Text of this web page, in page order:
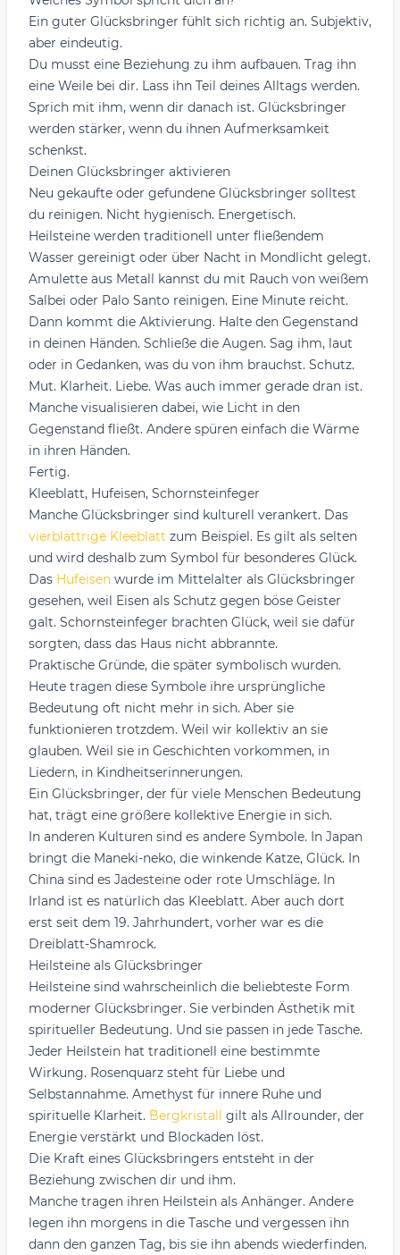
Ein guter Glücksbringer fühlt sich richtig an. Subjektiv,
aber eindeutig.
Du musst eine Beziehung zu ihm aufbauen. Trag ihn
eine Weile bei dir. Lass ihn Teil deines Alltags werden.
Sprich mit ihm, wenn dir danach ist. Glücksbringer
werden stärker, wenn du ihnen Aufmerksamkeit
schenkst.
Deinen Glücksbringer aktivieren
Neu gekaufte oder gefundene Glücksbringer solltest
du reinigen. Nicht hygienisch. Energetisch.
Heilsteine werden traditionell unter fließendem
Wasser gereinigt oder über Nacht in Mondlicht gelegt.
Amulette aus Metall kannst du mit Rauch von weißem
Salbei oder Palo Santo reinigen. Eine Minute reicht.
Dann kommt die Aktivierung. Halte den Gegenstand
in deinen Händen. Schließe die Augen. Sag ihm, laut
oder in Gedanken, was du von ihm brauchst. Schutz.
Mut. Klarheit. Liebe. Was auch immer gerade dran ist.
Manche visualisieren dabei, wie Licht in den
Gegenstand fließt. Andere spüren einfach die Wärme
in ihren Händen.
Fertig.
Kleeblatt, Hufeisen, Schornsteinfeger
Manche Glücksbringer sind kulturell verankert. Das
vierblättrige Kleeblatt zum Beispiel. Es gilt als selten
und wird deshalb zum Symbol für besonderes Glück.
Das Hufeisen wurde im Mittelalter als Glücksbringer
gesehen, weil Eisen als Schutz gegen böse Geister
galt. Schornsteinfeger brachten Glück, weil sie dafür
sorgten, dass das Haus nicht abbrannte.
Praktische Gründe, die später symbolisch wurden.
Heute tragen diese Symbole ihre ursprüngliche
Bedeutung oft nicht mehr in sich. Aber sie
funktionieren trotzdem. Weil wir kollektiv an sie
glauben. Weil sie in Geschichten vorkommen, in
Liedern, in Kindheitserinnerungen.
Ein Glücksbringer, der für viele Menschen Bedeutung
hat, trägt eine größere kollektive Energie in sich.
In anderen Kulturen sind es andere Symbole. In Japan
bringt die Maneki-neko, die winkende Katze, Glück. In
China sind es Jadesteine oder rote Umschläge. In
Irland ist es natürlich das Kleeblatt. Aber auch dort
erst seit dem 19. Jahrhundert, vorher war es die
Dreiblatt-Shamrock.
Heilsteine als Glücksbringer
Heilsteine sind wahrscheinlich die beliebteste Form
moderner Glücksbringer. Sie verbinden Ästhetik mit
spiritueller Bedeutung. Und sie passen in jede Tasche.
Jeder Heilstein hat traditionell eine bestimmte
Wirkung. Rosenquarz steht für Liebe und
Selbstannahme. Amethyst für innere Ruhe und
spirituelle Klarheit. Bergkristall gilt als Allrounder, der
Energie verstärkt und Blockaden löst.
Die Kraft eines Glücksbringers entsteht in der
Beziehung zwischen dir und ihm.
Manche tragen ihren Heilstein als Anhänger. Andere
legen ihn morgens in die Tasche und vergessen ihn
dann den ganzen Tag, bis sie ihn abends wiederfinden.